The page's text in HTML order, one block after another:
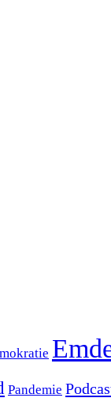
Pandemie